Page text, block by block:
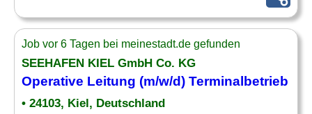
Job vor 6 Tagen bei meinestadt.de gefunden
SEEHAFEN KIEL GmbH Co. KG
Operative Leitung (m/w/d) Terminalbetrieb
• 24103, Kiel, Deutschland